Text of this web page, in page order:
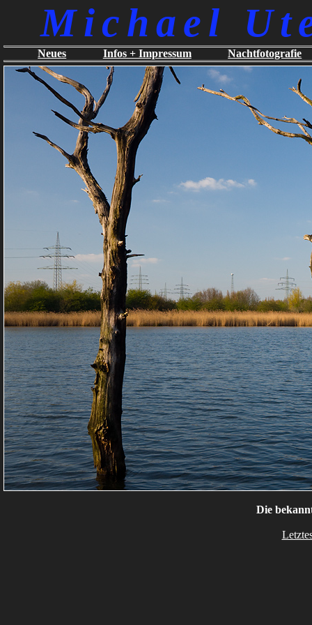
Michael
Neues Infos + Impressum Nachtfotografie
Die